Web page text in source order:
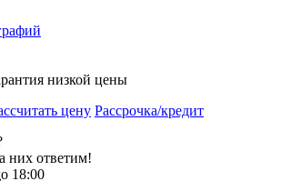
низкой цены
цену Рассрочка/кредит
них ответим!
18:00